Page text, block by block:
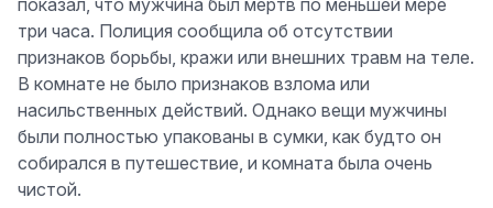
показал, что мужчина был мертв по меньшей мере
три часа. Полиция сообщила об отсутствии
признаков борьбы, кражи или внешних травм на теле.
В комнате не было признаков взлома или
насильственных действий. Однако вещи мужчины
были полностью упакованы в сумки, как будто он
собирался в путешествие, и комната была очень
чистой.